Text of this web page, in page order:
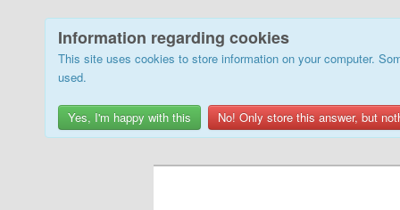
Information regarding cookies
This site uses cookies to store information on your computer.
used.
Yes, I'm happy with this No! Only store this answer, but